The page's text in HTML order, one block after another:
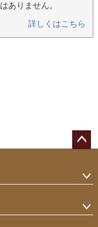
ありません。
詳しくはこちら
ップ